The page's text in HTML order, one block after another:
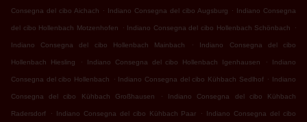
Consegna del cibo Aichach . Indiano Consegna del cibo Augsburg . Indiano Consegna
del cibo Hollenbach Motzenhofen . Indiano Consegna del cibo Hollenbach Schönbach .
Indiano Consegna del cibo Hollenbach Mainbach . Indiano Consegna del cibo
Hollenbach Hiesling . Indiano Consegna del cibo Hollenbach Igenhausen . Indiano
Consegna del cibo Hollenbach . Indiano Consegna del cibo Kühbach Sedlhof . Indiano
Consegna del cibo Kühbach Großhausen . Indiano Consegna del cibo Kühbach
Radersdorf . Indiano Consegna del cibo Kühbach Paar . Indiano Consegna del cibo